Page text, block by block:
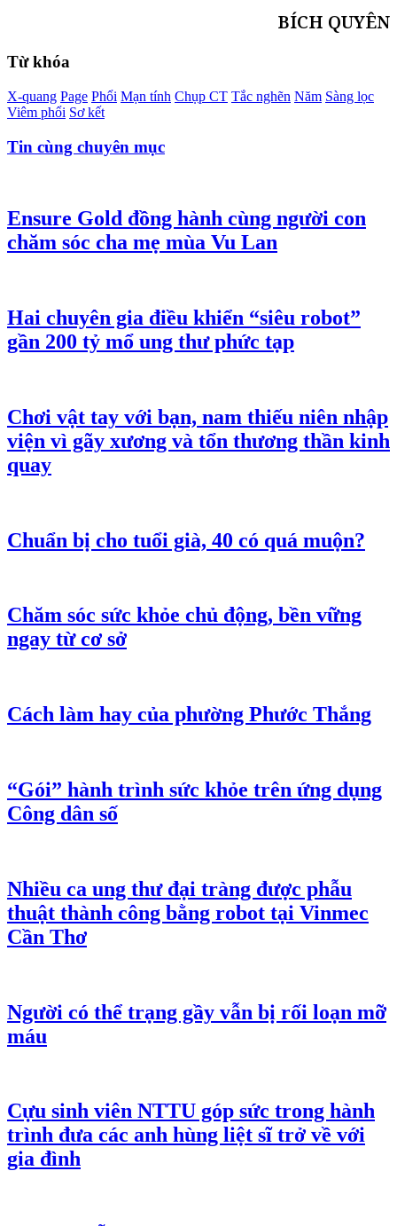
BÍCH QUYÊN
Từ khóa
X-quang Page Phổi Mạn tính Chụp CT Tắc nghẽn Năm Sàng lọc
Viêm phổi Sơ kết
Tin cùng chuyên mục
Ensure Gold đồng hành cùng người con
chăm sóc cha mẹ mùa Vu Lan
Hai chuyên gia điều khiển “siêu robot”
gần 200 tỷ mổ ung thư phức tạp
Chơi vật tay với bạn, nam thiếu niên nhập
viện vì gãy xương và tổn thương thần kinh
quay
Chuẩn bị cho tuổi già, 40 có quá muộn?
Chăm sóc sức khỏe chủ động, bền vững
ngay từ cơ sở
Cách làm hay của phường Phước Thắng
“Gói” hành trình sức khỏe trên ứng dụng
Công dân số
Nhiều ca ung thư đại tràng được phẫu
thuật thành công bằng robot tại Vinmec
Cần Thơ
Người có thể trạng gầy vẫn bị rối loạn mỡ
máu
Cựu sinh viên NTTU góp sức trong hành
trình đưa các anh hùng liệt sĩ trở về với
gia đình